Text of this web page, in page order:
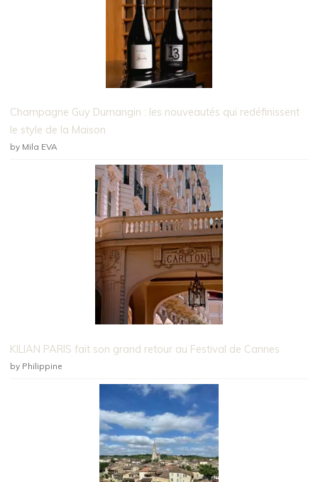
Champagne Guy Dumangin : les nouveautés qui redéfinissent
le style de la Maison
by Mila EVA
KILIAN PARIS fait son grand retour au Festival de Cannes
by Philippine